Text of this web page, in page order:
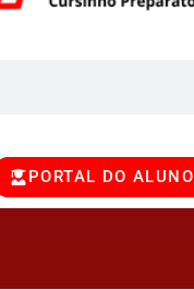
PORTAL DO ALUNO